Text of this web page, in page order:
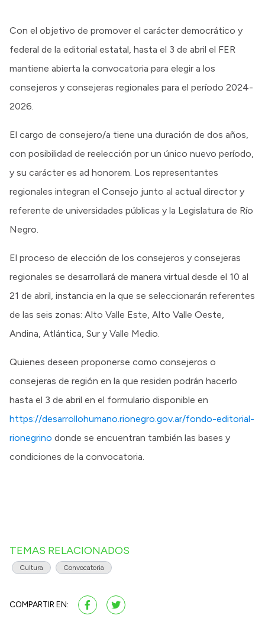
Con el objetivo de promover el carácter democrático y
federal de la editorial estatal, hasta el 3 de abril el FER
mantiene abierta la convocatoria para elegir a los
consejeros y consejeras regionales para el período 2024-
2026.
El cargo de consejero/a tiene una duración de dos años,
con posibilidad de reelección por un único nuevo período,
y su carácter es ad honorem. Los representantes
regionales integran el Consejo junto al actual director y
referente de universidades públicas y la Legislatura de Río
Negro.
El proceso de elección de los consejeros y consejeras
regionales se desarrollará de manera virtual desde el 10 al
21 de abril, instancia en la que se seleccionarán referentes
de las seis zonas: Alto Valle Este, Alto Valle Oeste,
Andina, Atlántica, Sur y Valle Medio.
Quienes deseen proponerse como consejeros o
consejeras de región en la que residen podrán hacerlo
hasta el 3 de abril en el formulario disponible en
https://desarrollohumano.rionegro.gov.ar/fondo-editorial-
rionegrino donde se encuentran también las bases y
condiciones de la convocatoria.
TEMAS RELACIONADOS
Cultura Convocatoria
COMPARTIR EN: